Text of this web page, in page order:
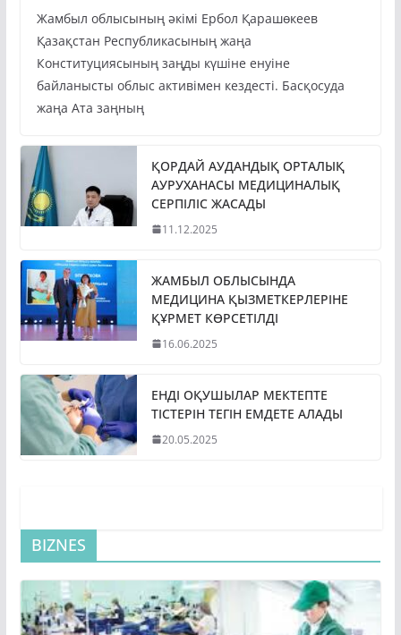
Жамбыл облысының әкімі Ербол Қарашөкеев
Қазақстан Республикасының жаңа
Конституциясының заңды күшіне енуіне
байланысты облыс активімен кездесті. Басқосуда
жаңа Ата заңның
ҚОРДАЙ АУДАНДЫҚ ОРТАЛЫҚ
АУРУХАНАСЫ МЕДИЦИНАЛЫҚ
СЕРПІЛІС ЖАСАДЫ
11.12.2025
ЖАМБЫЛ ОБЛЫСЫНДА
МЕДИЦИНА ҚЫЗМЕТКЕРЛЕРІНЕ
ҚҰРМЕТ КӨРСЕТІЛДІ
16.06.2025
ЕНДІ ОҚУШЫЛАР МЕКТЕПТЕ
ТІСТЕРІН ТЕГІН ЕМДЕТЕ АЛАДЫ
20.05.2025
BIZNES